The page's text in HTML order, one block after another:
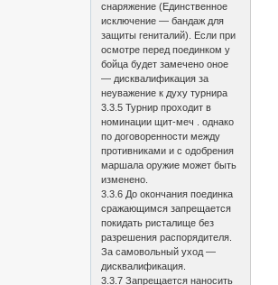
снаряжение (Единственное
исключение — бандаж для
защиты гениталий). Если при
осмотре перед поединком у
бойца будет замечено оное
— дисквалификация за
неуважение к духу турнира
3.3.5 Турнир проходит в
номинации щит-меч . однако
по договоренности между
противниками и с одобрения
маршала оружие может быть
изменено.
3.3.6 До окончания поединка
сражающимся запрещается
покидать ристалище без
разрешения распорядителя.
За самовольный уход —
дисквалификация.
3.3.7 Запрещается наносить